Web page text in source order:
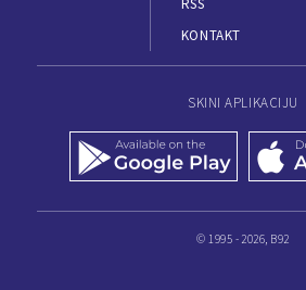
RSS
KONTAKT
SKINI APLIKACIJU
© 1995 - 2026, B92